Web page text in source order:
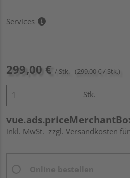
Services
299,00 € / Stk. (299,00 € / Stk.)
Stk.
inkl. MwSt. zzgl. Versandkosten